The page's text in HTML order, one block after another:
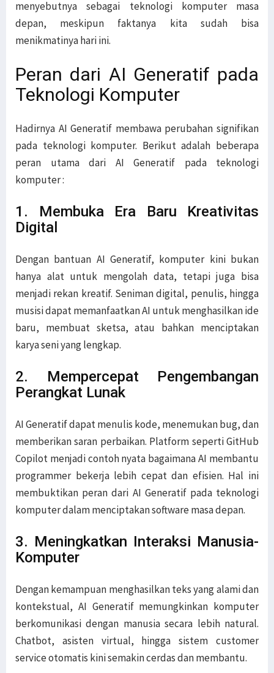
menyebutnya sebagai teknologi komputer masa
depan, meskipun faktanya kita sudah bisa
menikmatinya hari ini.
Peran dari AI Generatif pada
Teknologi Komputer
Hadirnya AI Generatif membawa perubahan signifikan
pada teknologi komputer. Berikut adalah beberapa
peran utama dari AI Generatif pada teknologi
komputer :
1. Membuka Era Baru Kreativitas
Digital
Dengan bantuan AI Generatif, komputer kini bukan
hanya alat untuk mengolah data, tetapi juga bisa
menjadi rekan kreatif. Seniman digital, penulis, hingga
musisi dapat memanfaatkan AI untuk menghasilkan ide
baru, membuat sketsa, atau bahkan menciptakan
karya seni yang lengkap.
2. Mempercepat Pengembangan
Perangkat Lunak
AI Generatif dapat menulis kode, menemukan bug, dan
memberikan saran perbaikan. Platform seperti GitHub
Copilot menjadi contoh nyata bagaimana AI membantu
programmer bekerja lebih cepat dan efisien. Hal ini
membuktikan peran dari AI Generatif pada teknologi
komputer dalam menciptakan software masa depan.
3. Meningkatkan Interaksi Manusia-
Komputer
Dengan kemampuan menghasilkan teks yang alami dan
kontekstual, AI Generatif memungkinkan komputer
berkomunikasi dengan manusia secara lebih natural.
Chatbot, asisten virtual, hingga sistem customer
service otomatis kini semakin cerdas dan membantu.